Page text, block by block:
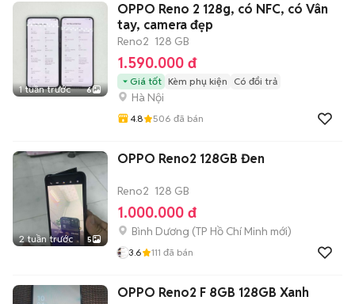
1 tuần trước 6
OPPO Reno 2 128g, có NFC, có Vân
tay, camera đẹp
Reno2 128 GB
1.590.000 đ
Giá tốt Kèm phụ kiện Có đổi trả
Hà Nội
4.8 506 đã bán
2 tuần trước 5
OPPO Reno2 128GB Đen
Reno2 128 GB
1.000.000 đ
Bình Dương (TP Hồ Chí Minh mới)
3.6 111 đã bán
OPPO Reno2 F 8GB 128GB Xanh